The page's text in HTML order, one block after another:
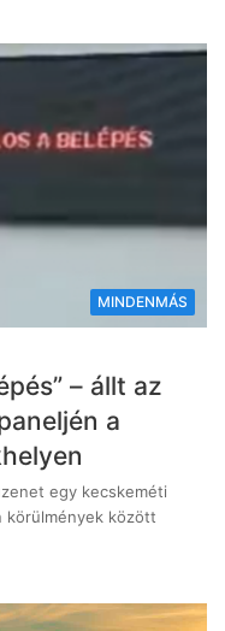
MINDENMÁS
– állt az
a
egy kecskeméti
körülmények között